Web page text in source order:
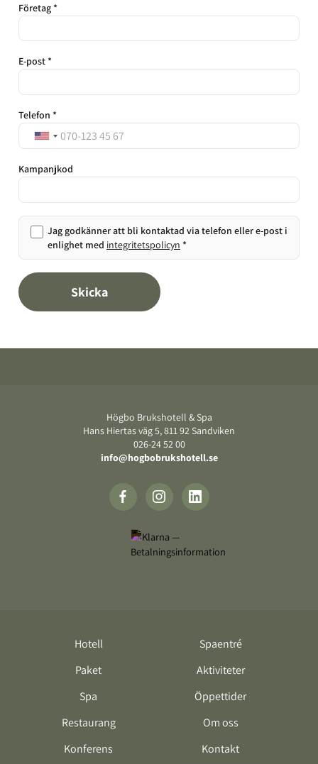
Företag *
E-post *
Telefon *
Kampanjkod
Jag godkänner att bli kontaktad via telefon eller e-post i
enlighet med integritetspolicyn *
Skicka
Högbo Brukshotell & Spa
Hans Hiertas väg 5, 811 92 Sandviken
026-24 52 00
info@hogbobrukshotell.se
Hotell
Paket
Spa
Restaurang
Konferens
Spaentré
Aktiviteter
Öppettider
Om oss
Kontakt